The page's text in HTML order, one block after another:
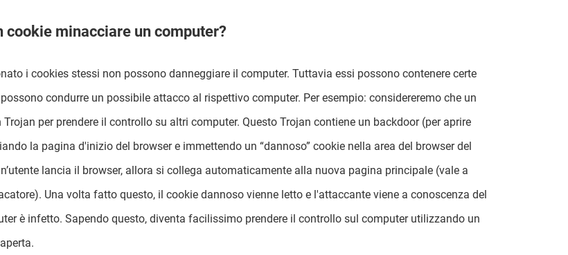
cookie minacciare un computer?
i cookies stessi non possono danneggiare il computer. Tuttavia essi possono contenere certe
condurre un possibile attacco al rispettivo computer. Per esempio: considereremo che un
per prendere il controllo su altri computer. Questo Trojan contiene un backdoor (per aprire
la pagina d'inizio del browser e immettendo un “dannoso” cookie nella area del browser del
lancia il browser, allora si collega automaticamente alla nuova pagina principale (vale a
Una volta fatto questo, il cookie dannoso vienne letto e l'attaccante viene a conoscenza del
è infetto. Sapendo questo, diventa facilissimo prendere il controllo sul computer utilizzando un